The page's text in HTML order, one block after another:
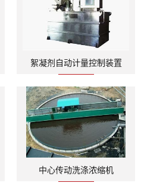
絮凝剂自动计量控制装置
中心传动洗涤浓缩机